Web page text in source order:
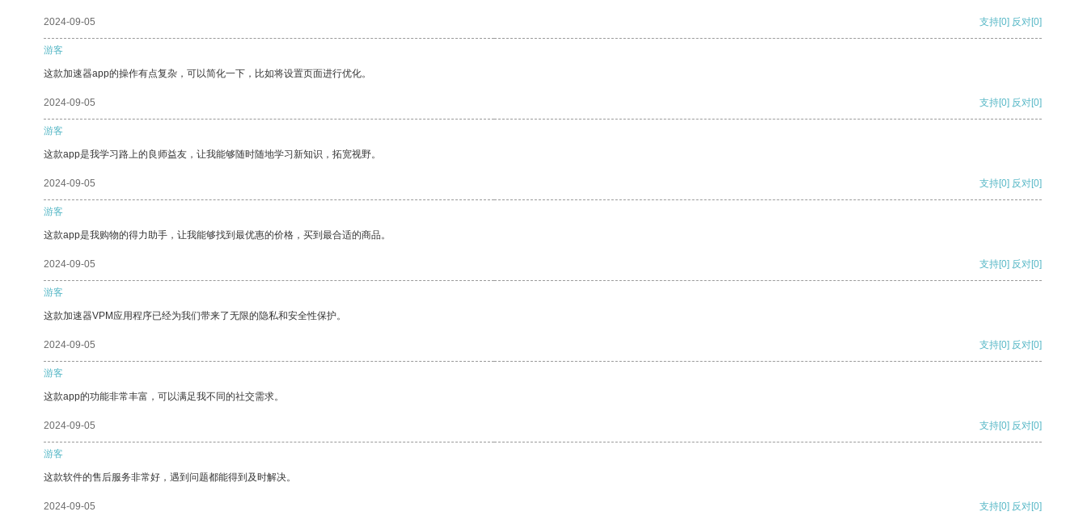
2024-09-05 支持[0] 反对[0]
游客
这款加速器app的操作有点复杂，可以简化一下，比如将设置页面进行优化。
2024-09-05 支持[0] 反对[0]
游客
这款app是我学习路上的良师益友，让我能够随时随地学习新知识，拓宽视野。
2024-09-05 支持[0] 反对[0]
游客
这款app是我购物的得力助手，让我能够找到最优惠的价格，买到最合适的商品。
2024-09-05 支持[0] 反对[0]
游客
这款加速器VPM应用程序已经为我们带来了无限的隐私和安全性保护。
2024-09-05 支持[0] 反对[0]
游客
这款app的功能非常丰富，可以满足我不同的社交需求。
2024-09-05 支持[0] 反对[0]
游客
这款软件的售后服务非常好，遇到问题都能得到及时解决。
2024-09-05 支持[0] 反对[0]